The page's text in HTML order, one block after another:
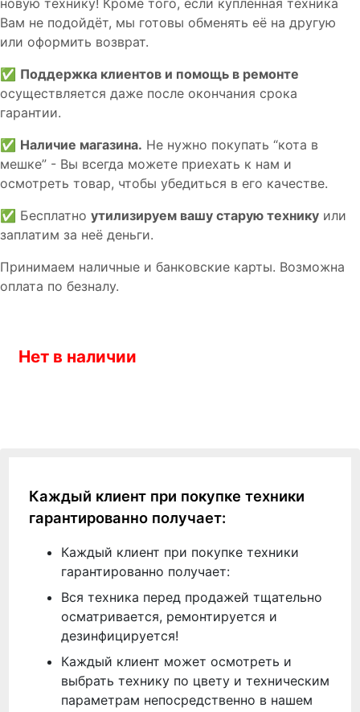
Вам не подойдёт, мы готовы обменять её на другую
или оформить возврат.
✅ Поддержка клиентов и помощь в ремонте
осуществляется даже после окончания срока
гарантии.
✅ Наличие магазина. Не нужно покупать “кота в
мешке” - Вы всегда можете приехать к нам и
осмотреть товар, чтобы убедиться в его качестве.
✅ Бесплатно утилизируем вашу старую технику или
заплатим за неё деньги.
Принимаем наличные и банковские карты. Возможна
оплата по безналу.
Нет в наличии
Каждый клиент при покупке техники
гарантированно получает:
Каждый клиент при покупке техники
гарантированно получает:
Вся техника перед продажей тщательно
осматривается, ремонтируется и
дезинфицируется!
Каждый клиент может осмотреть и
выбрать технику по цвету и техническим
параметрам непосредственно в нашем